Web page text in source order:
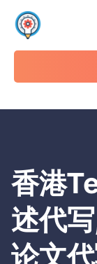
香港
述代
论文